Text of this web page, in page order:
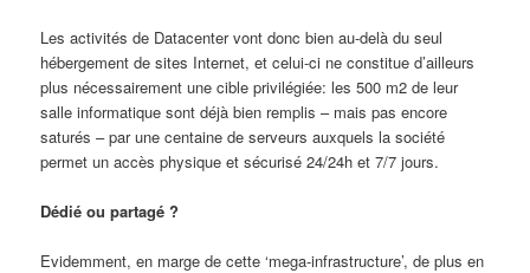
Les activités de Datacenter vont donc bien au-delà du seul
hébergement de sites Internet, et celui-ci ne constitue d’ailleurs
plus nécessairement une cible privilégiée: les 500 m2 de leur
salle informatique sont déjà bien remplis – mais pas encore
saturés – par une centaine de serveurs auxquels la société
permet un accès physique et sécurisé 24/24h et 7/7 jours.
Dédié ou partagé ?
Evidemment, en marge de cette ‘mega-infrastructure’, de plus en